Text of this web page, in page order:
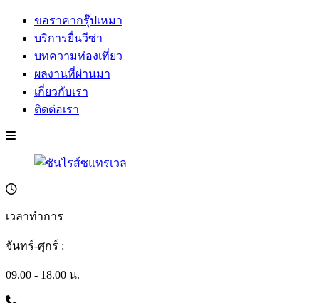
ขอราคากรุ๊ปเหมา
บริการยื่นวีซ่า
บทความท่องเที่ยว
ผลงานที่ผ่านมา
เกี่ยวกับเรา
ติดต่อเรา
เวลาทำการ
จันทร์-ศุกร์ :
09.00 - 18.00 น.